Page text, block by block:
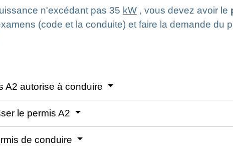
n'excédant pas 35 kW , vous devez avoir le
(code et la conduite) et faire la demande du
A2 autorise à conduire
le permis A2
de conduire